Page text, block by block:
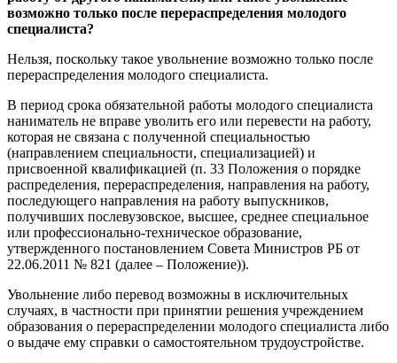
возможно только после перераспределения молодого
специалиста?
Нельзя, поскольку такое увольнение возможно только после
перераспределения молодого специалиста.
В период срока обязательной работы молодого специалиста
наниматель не вправе уволить его или перевести на работу,
которая не связана с полученной специальностью
(направлением специальности, специализацией) и
присвоенной квалификацией (п. 33 Положения о порядке
распределения, перераспределения, направления на работу,
последующего направления на работу выпускников,
получивших послевузовское, высшее, среднее специальное
или профессионально-техническое образование,
утвержденного постановлением Совета Министров РБ от
22.06.2011 № 821 (далее – Положение)).
Увольнение либо перевод возможны в исключительных
случаях, в частности при принятии решения учреждением
образования о перераспределении молодого специалиста либо
о выдаче ему справки о самостоятельном трудоустройстве.